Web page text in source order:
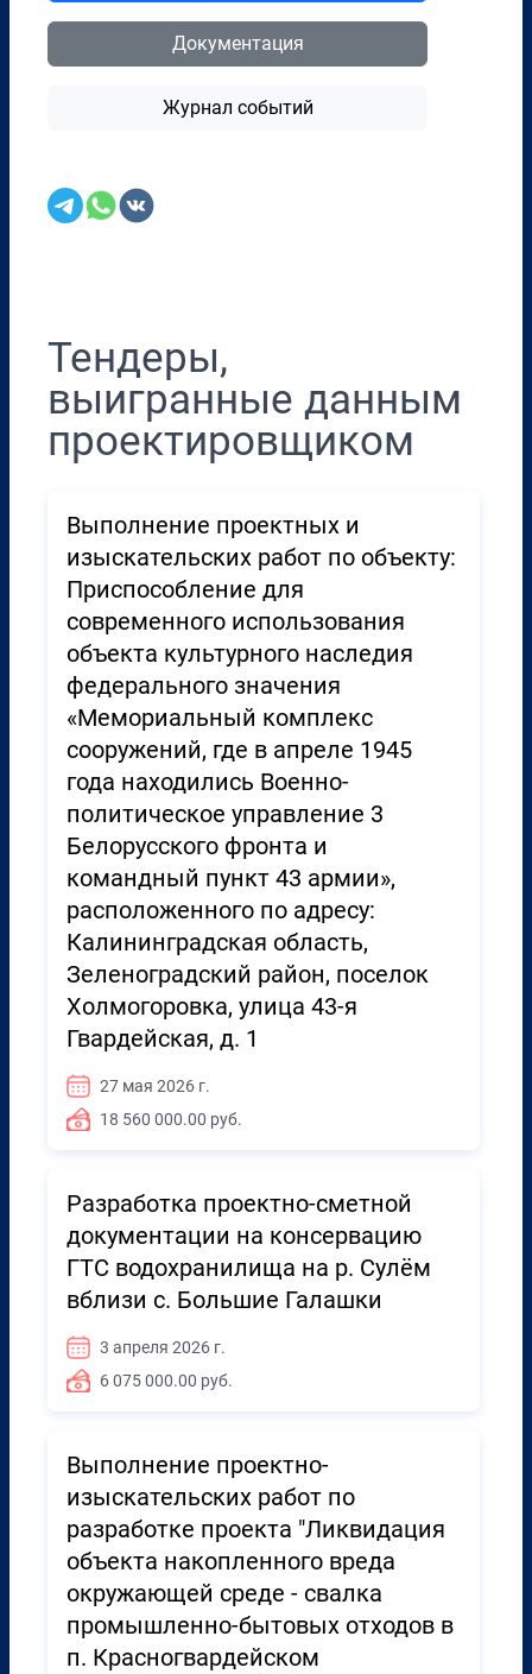
Документация
Журнал событий
Тендеры,
выигранные данным
проектировщиком
Выполнение проектных и
изыскательских работ по объекту:
Приспособление для
современного использования
объекта культурного наследия
федерального значения
«Мемориальный комплекс
сооружений, где в апреле 1945
года находились Военно-
политическое управление 3
Белорусского фронта и
командный пункт 43 армии»,
расположенного по адресу:
Калининградская область,
Зеленоградский район, поселок
Холмогоровка, улица 43-я
Гвардейская, д. 1
27 мая 2026 г.
18 560 000.00 руб.
Разработка проектно-сметной
документации на консервацию
ГТС водохранилища на р. Сулём
вблизи с. Большие Галашки
3 апреля 2026 г.
6 075 000.00 руб.
Выполнение проектно-
изыскательских работ по
разработке проекта "Ликвидация
объекта накопленного вреда
окружающей среде - свалка
промышленно-бытовых отходов в
п. Красногвардейском